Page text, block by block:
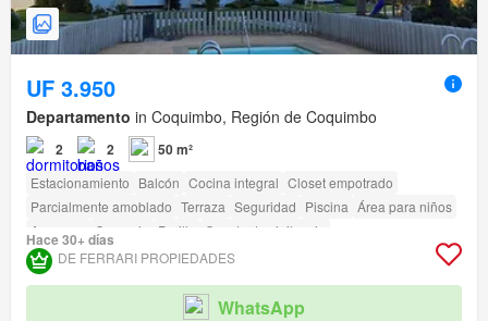
UF 3.950
Departamento in Coquimbo, Región de Coquimbo
2 2 50 m²
Estacionamiento Balcón Cocina integral Closet empotrado
Parcialmente amoblado Terraza Seguridad Piscina Área para niños
Ascensor
Conserje Parilla Caseta de vigilancia
Hace 30+ días
DE FERRARI PROPIEDADES
WhatsApp